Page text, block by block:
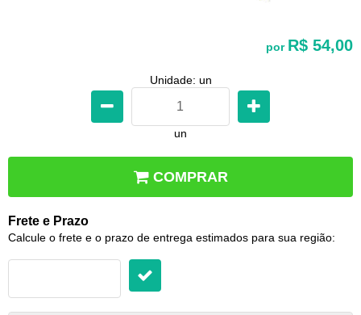
por R$ 54,00
Unidade: un
un
COMPRAR
Frete e Prazo
Calcule o frete e o prazo de entrega estimados para sua região: